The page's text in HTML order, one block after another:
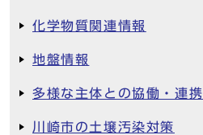
化学物質関連情報
地盤情報
多様な主体との協働・連携
川崎市の土壌汚染対策